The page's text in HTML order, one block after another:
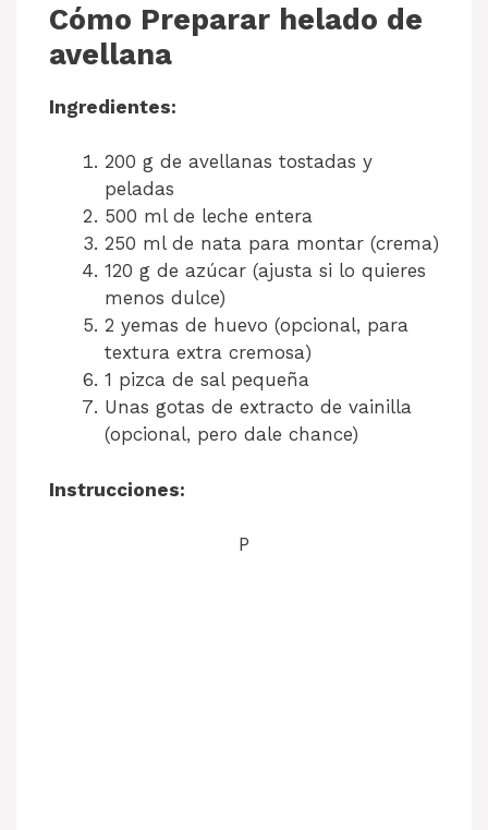
Cómo Preparar helado de
avellana
Ingredientes:
200 g de avellanas tostadas y
peladas
500 ml de leche entera
250 ml de nata para montar (crema)
120 g de azúcar (ajusta si lo quieres
menos dulce)
2 yemas de huevo (opcional, para
textura extra cremosa)
1 pizca de sal pequeña
Unas gotas de extracto de vainilla
(opcional, pero dale chance)
Instrucciones:
P